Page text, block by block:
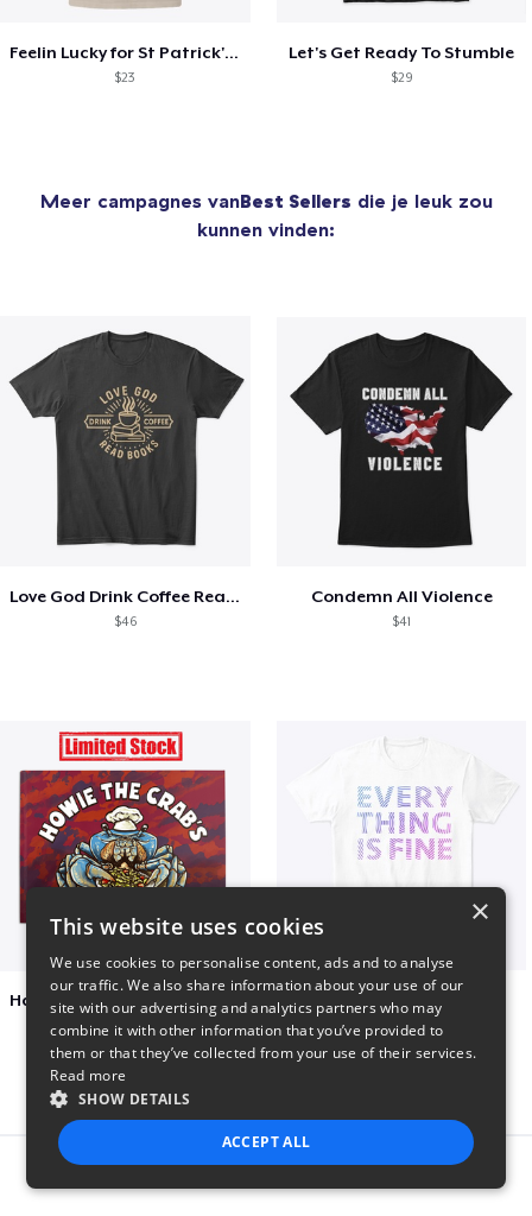
Feelin Lucky for St Patrick's Day
$23
Let's Get Ready To Stumble
$29
Meer campagnes vanBest Sellers die je leuk zou
kunnen vinden:
Love God Drink Coffee Read Books
$46
Condemn All Violence
$41
$15
EVERY THING IS FINE
$22
×
This website uses cookies
We use cookies to personalise content, ads and to analyse
our traffic. We also share information about your use of our
site with our advertising and analytics partners who may
combine it with other information that you’ve provided to
them or that they’ve collected from your use of their services.
Read more
SHOW DETAILS
ACCEPT ALL
STRICTLY NECESSARY PERFORMANCE